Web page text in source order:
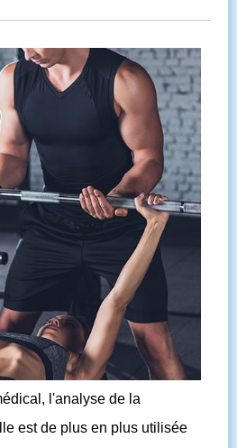
l'analyse de la
est de plus en plus utilisée